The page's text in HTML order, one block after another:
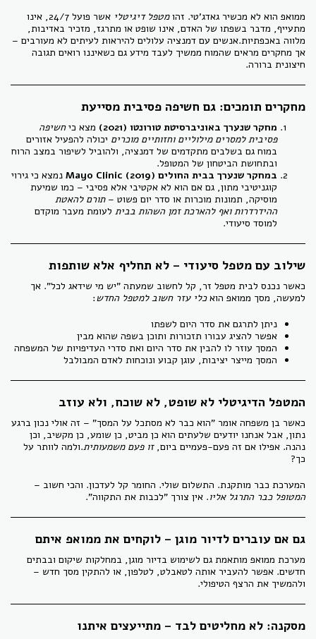
ממואפ הוא לא מכשיר גאדג'טי. זהומטפל דיגיטלי
אשר פועל 24/7, אינו
מתעייף, מדבר בשפתו של האדם, אינו שופט או מתרגז, מזכיר באדיבות,
מלווה באכפתיות.אנשים עם דמנציה עלולים להיראות לעיתים לא מעורבים –
אך מחקרים מראים שהמוח ממשיך לעבד מידע גם כשאיננו רואים תגובה
חיצונית ברורה.
מחקרים תומכים: גם חשיפה פסיבית מסייעת
מחקר שנערך באוניברסיטת טורונטו (2021) מצא כיחשיפה
פסיבית למסרים מילוליים וחזותיים מוכרים יכולה להפעיל אזורים
במוח גם בשלבים מתקדמים של דמנציה, ולהוביל לשיפור במצב הרוח
ובתחושת הביטחון של המטופל.
במחקר שנערך בבית החולים Mayo Clinic (2019)
נמצא כי גירוי
קוגניטיבי מתון, גם אם הוא לא אקטיבי אלא פסיבי – כמו שמיעת
מוסיקה, תמונות מוכרות או סדר יום פשוט –תורם להאטת
ההידרדרות ואף להארכת זמן השהות בבית לעומת מעבר מוקדם
למוסד סיעודי.
שילוב עם מטפל סיעודי – לא תחליף אלא שותפות
כאשר נכנס לבית מטפל זר, קל לחשוב שמעתה "יש מי שידאג לכל". אך
למעשה, מסך ממואפ הואכלי עזר חשוב למטפל החדש:
ניתן לתרגם את סדר היום לשפתו
אפשר להציג עבורו תזכורות ותוכן בשפה שהוא מבין
המסך עוזר לו להבין את סדר היום ואת סדרי העדיפויות של המשפחה
המסך מייצר יציבות, עוגן קבוע ונוכחות לאדם המבולבל
המטפל הדיגיטלי לא שופט, לא שוכח, ולא עוזב
כאשר בן משפחה אומר "הוא כבר לא מסתכל על המסך" – זה אולי נכון ברגע
נתון, אבל אנחנו יודעים שלעתים הוא כן מביט, כן שומע, כן מקשיב, וכן
נהנה. אפילו אם זה פעם-פעמיים ביום,זו פעם משמעותית.ולמה לוותר על
כך?
המערכת כבר מותקנת. התשלום שולי. החומר קל לעדכון. והכי חשוב –
המטופל כבר התרגל אליו. אין צורך "לכבות את התקווה".
גם אם עוברים לדיור מוגן – לוקחים את ממואפ איתם
מערכת ממואפ מותאמת גם לשימוש בדיור מוגן, במחלקות שיקום ובבתים
חדשים. אפשר להעביר אותה לטאבלט, לטלפון, או להתקין מסך חדש –
ולהמשיך את הרצף הטיפולי.
מסקנה: לא מחליטים לבד – מתייעצים איתנו